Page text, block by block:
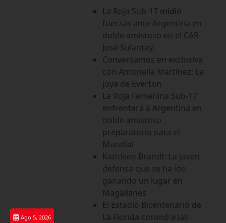
Ago 5, 2026
La Roja Sub-17 midió
fuerzas ante Argentina en
doble amistoso en el CAR
José Sulantay.
Conversamos en exclusiva
con Antonella Martínez: La
joya de Everton
La Roja Femenina Sub-17
enfrentará a Argentina en
doble amistoso
preparatorio para el
Mundial
Kathleen Brandt: La joven
defensa que se ha ido
ganando un lugar en
Magallanes
El Estadio Bicentenario de
La Florida coronó a las